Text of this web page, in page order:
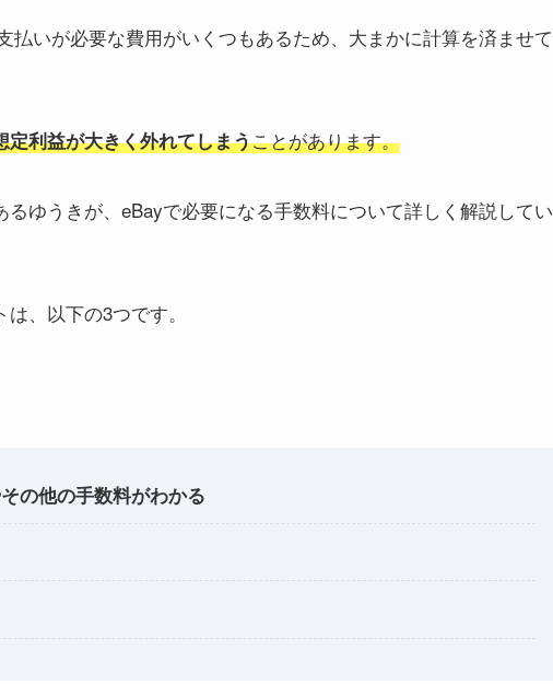
払いが必要な費用がいくつもあるため、大まかに計算を済ませて
利益が大きく外れてしまうことがあります。
ゆうきが、eBayで必要になる手数料について詳しく解説してい
、以下の3つです。
の他の手数料がわかる